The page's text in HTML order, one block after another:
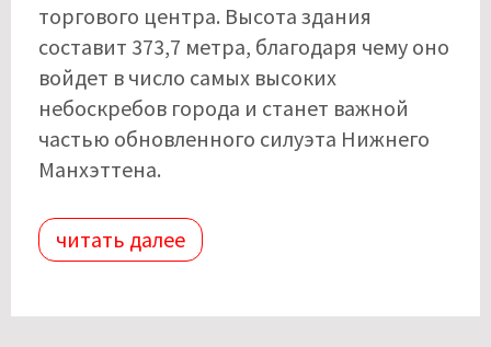
торгового центра. Высота здания
составит 373,7 метра, благодаря чему оно
войдет в число самых высоких
небоскребов города и станет важной
частью обновленного силуэта Нижнего
Манхэттена.
читать далее